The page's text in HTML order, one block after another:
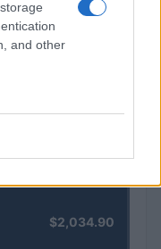
and other
$83,270.00
$2,034.90